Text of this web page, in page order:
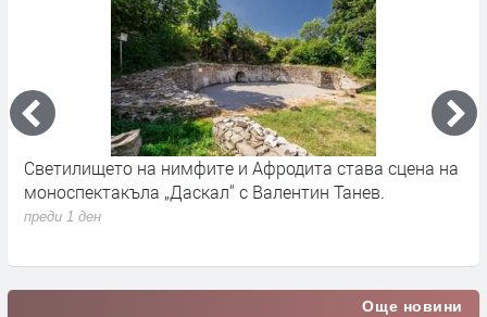
Светилището на нимфите и Афродита става сцена на
моноспектакъла „Даскал“ с Валентин Танев.
преди 1 ден
Още новини